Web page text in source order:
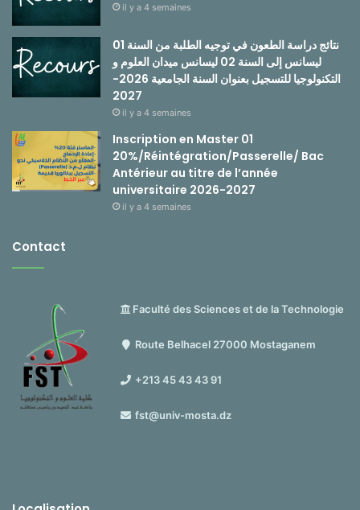
il y a 4 semaines
نتائج دراسة الطعون في توجيه الطلبة من السنة 01
ليسانس إلى السنة 02 ليسانس ميدان العلوم و
التكنولوجيا للتسجيل بعنوان السنة الجامعية 2026-
2027
il y a 4 semaines
Inscription en Master 01
20%/Réintégration/Passerelle/ Bac
Antérieur au titre de l’année
universitaire 2026-2027
il y a 4 semaines
Contact
Faculté des Sciences et de la Technologie
Route Belhacel 27000 Mostaganem
+213 45 43 43 91
fst@univ-mosta.dz